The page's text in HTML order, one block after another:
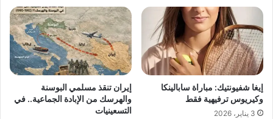
إيغا شفيونتيك: مباراة سابالينكا
وكيريوس ترفيهية فقط
3 يناير، 2026
إيران تنقذ مسلمي البوسنة
والهرسك من الإبادة الجماعية.. في
التسعينيات